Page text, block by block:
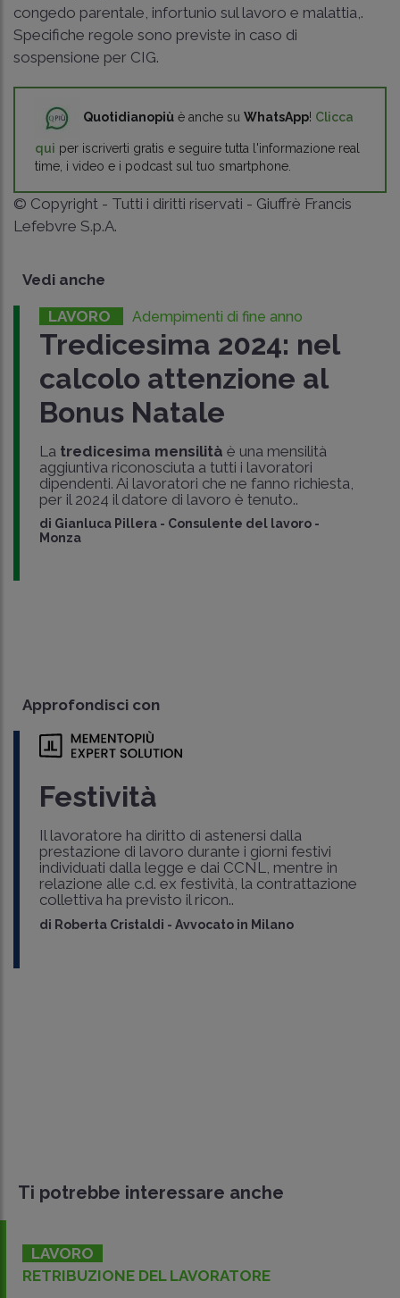
congedo parentale, infortunio sul lavoro e malattia,.
Specifiche regole sono previste in caso di
sospensione per CIG.
Quotidianopiù è anche su WhatsApp! Clicca
qui per iscriverti gratis e seguire tutta l'informazione real
time, i video e i podcast sul tuo smartphone.
© Copyright - Tutti i diritti riservati - Giuffrè Francis
Lefebvre S.p.A.
Vedi anche
LAVORO Adempimenti di fine anno
Tredicesima 2024: nel
calcolo attenzione al
Bonus Natale
La tredicesima mensilità è una mensilità
aggiuntiva riconosciuta a tutti i lavoratori
dipendenti. Ai lavoratori che ne fanno richiesta,
per il 2024 il datore di lavoro è tenuto..
di Gianluca Pillera - Consulente del lavoro -
Monza
Approfondisci con
Festività
Il lavoratore ha diritto di astenersi dalla
prestazione di lavoro durante i giorni festivi
individuati dalla legge e dai CCNL, mentre in
relazione alle c.d. ex festività, la contrattazione
collettiva ha previsto il ricon..
di Roberta Cristaldi - Avvocato in Milano
Ti potrebbe interessare anche
IMPATTI E COSTI